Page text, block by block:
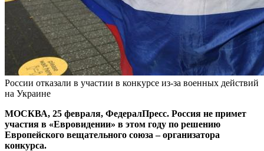
России отказали в участии в конкурсе из-за военных действий
на Украине
МОСКВА, 25 февраля, ФедералПресс. Россия не примет
участия в «Евровидении» в этом году по решению
Европейского вещательного союза – организатора
конкурса.